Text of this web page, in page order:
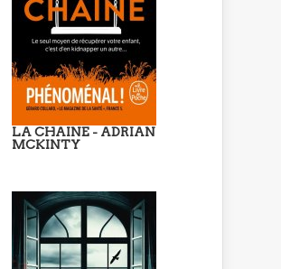
LA CHAINE - ADRIAN
MCKINTY